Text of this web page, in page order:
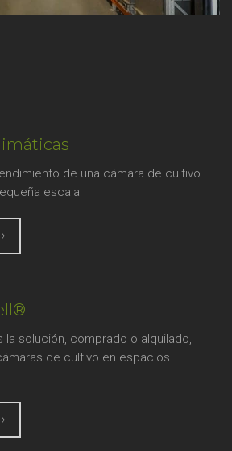
de una cámara de cultivo
escala
la solución, comprado o alquilado,
de cultivo en espacios